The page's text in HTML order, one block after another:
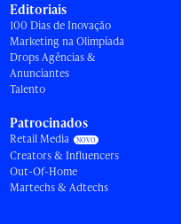
Editoriais
100 Dias de Inovação
Marketing na Olimpíada
Drops Agências &
Anunciantes
Talento
Patrocinados
Retail Media
Creators & Influencers
Out-Of-Home
Martechs & Adtechs